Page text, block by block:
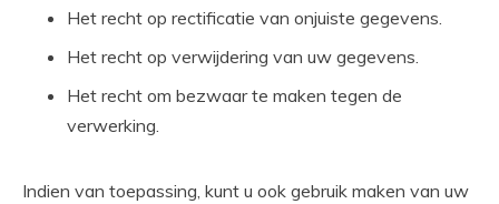
Het recht op rectificatie van onjuiste gegevens.
Het recht op verwijdering van uw gegevens.
Het recht om bezwaar te maken tegen de
verwerking.
Indien van toepassing, kunt u ook gebruik maken van uw